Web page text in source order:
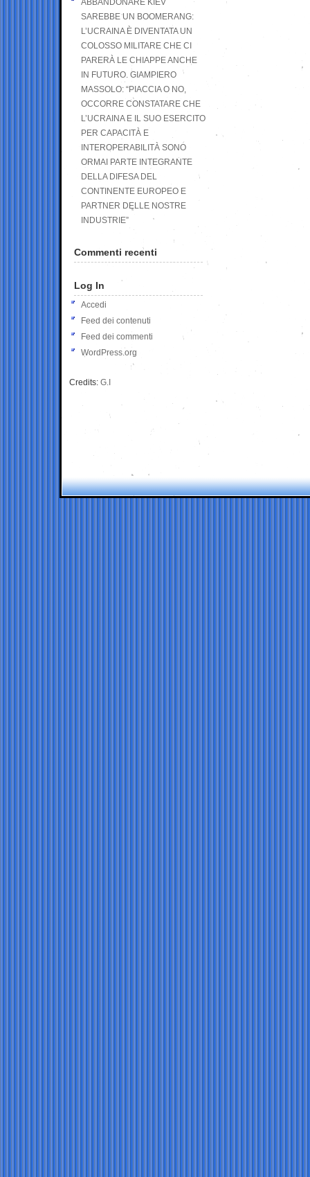
ABBANDONARE KIEV
SAREBBE UN BOOMERANG:
L’UCRAINA È DIVENTATA UN
COLOSSO MILITARE CHE CI
PARERÀ LE CHIAPPE ANCHE
IN FUTURO. GIAMPIERO
MASSOLO: “PIACCIA O NO,
OCCORRE CONSTATARE CHE
L’UCRAINA E IL SUO ESERCITO
PER CAPACITÀ E
INTEROPERABILITÀ SONO
ORMAI PARTE INTEGRANTE
DELLA DIFESA DEL
CONTINENTE EUROPEO E
PARTNER DELLE NOSTRE
INDUSTRIE”
Commenti recenti
Log In
Accedi
Feed dei contenuti
Feed dei commenti
WordPress.org
Credits: G.I